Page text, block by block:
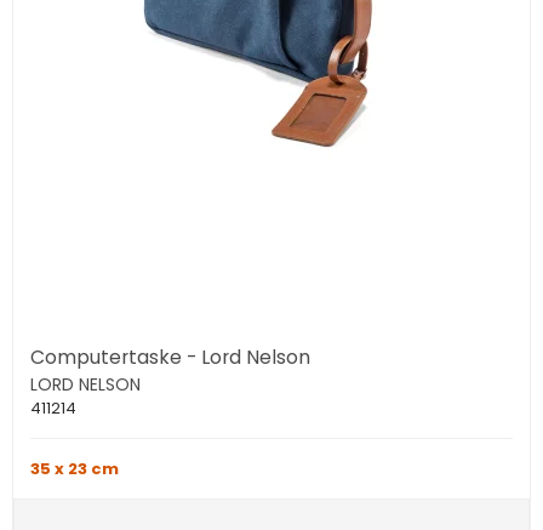
Computertaske - Lord Nelson
LORD NELSON
411214
35 x 23 cm